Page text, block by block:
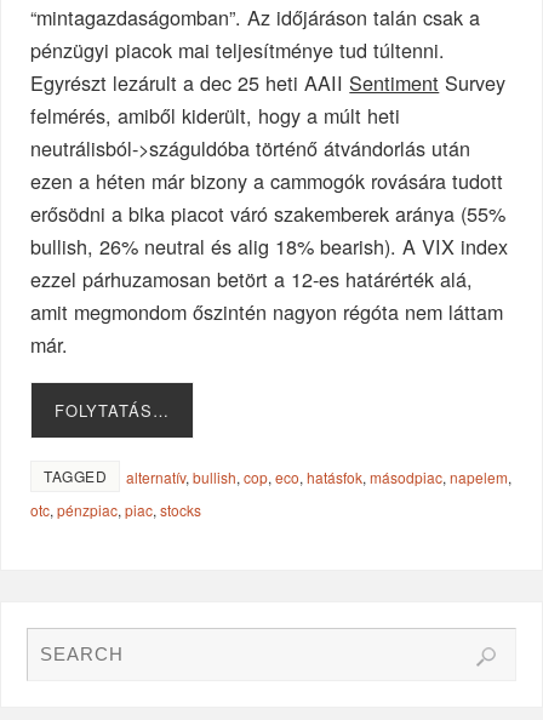
“mintagazdaságomban”. Az időjáráson talán csak a
pénzügyi piacok mai teljesítménye tud túltenni.
Egyrészt lezárult a dec 25 heti AAIISentiment Survey
felmérés, amiből kiderült, hogy a múlt heti
neutrálisból->száguldóba történő átvándorlás után
ezen a héten már bizony a cammogók rovására tudott
erősödni a bika piacot váró szakemberek aránya (55%
bullish, 26% neutral és alig 18% bearish). A VIX index
ezzel párhuzamosan betört a 12-es határérték alá,
amit megmondom őszintén nagyon régóta nem láttam
már.
FOLYTATÁS…
TAGGED alternatív,bullish,cop,eco,hatásfok,másodpiac,napelem,
otc,pénzpiac,piac,stocks